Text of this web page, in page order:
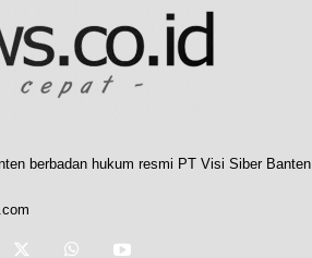
berbadan hukum resmi PT Visi Siber Banten